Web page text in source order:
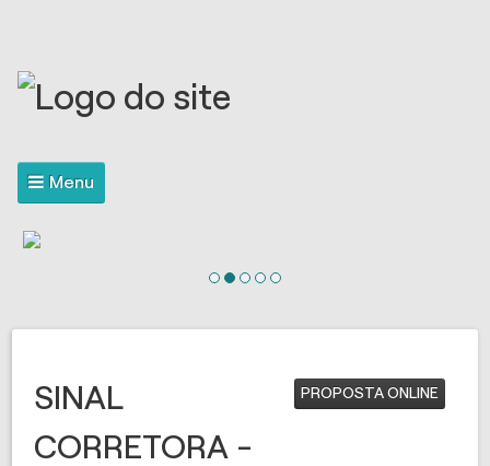
Menu
PROPOSTA ONLINE
SINAL
CORRETORA -